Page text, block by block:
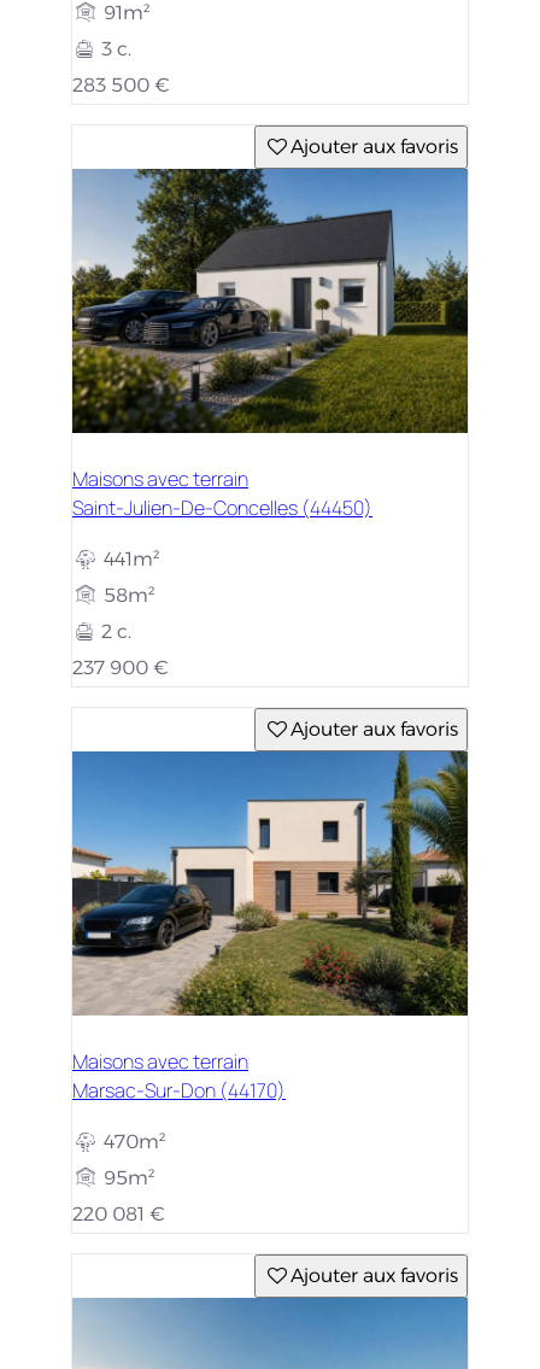
91m²
3 c.
283 500 €
Ajouter aux favoris
Maisons avec terrain
Saint-Julien-De-Concelles (44450)
441m²
58m²
2 c.
237 900 €
Ajouter aux favoris
Maisons avec terrain
Marsac-Sur-Don (44170)
470m²
95m²
220 081 €
Ajouter aux favoris